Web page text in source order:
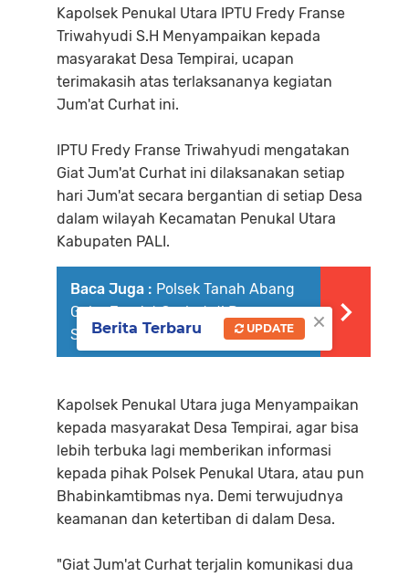
Kapolsek Penukal Utara IPTU Fredy Franse
Triwahyudi S.H Menyampaikan kepada
masyarakat Desa Tempirai, ucapan
terimakasih atas terlaksananya kegiatan
Jum'at Curhat ini.
IPTU Fredy Franse Triwahyudi mengatakan
Giat Jum'at Curhat ini dilaksanakan setiap
hari Jum'at secara bergantian di setiap Desa
dalam wilayah Kecamatan Penukal Utara
Kabupaten PALI.
Baca Juga : Polsek Tanah Abang
Gelar Jum'at Curhat di Desa
Sukaraja
Kapolsek Penukal Utara juga Menyampaikan
kepada masyarakat Desa Tempirai, agar bisa
lebih terbuka lagi memberikan informasi
kepada pihak Polsek Penukal Utara, atau pun
Bhabinkamtibmas nya. Demi terwujudnya
keamanan dan ketertiban di dalam Desa.
"Giat Jum'at Curhat terjalin komunikasi dua
×
Berita Terbaru UPDATE